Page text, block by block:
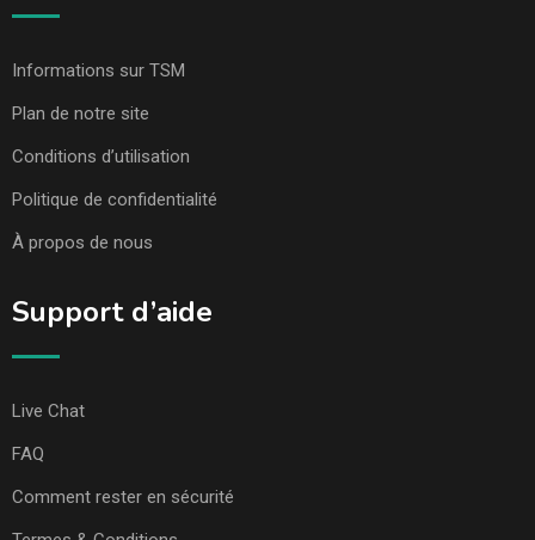
Informations sur TSM
Plan de notre site
Conditions d’utilisation
Politique de confidentialité
À propos de nous
Support d’aide
Live Chat
FAQ
Comment rester en sécurité